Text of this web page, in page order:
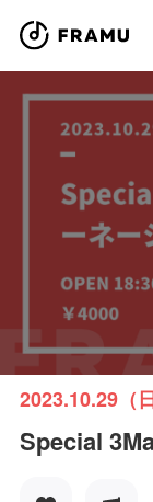
2023.10.29（日
Special